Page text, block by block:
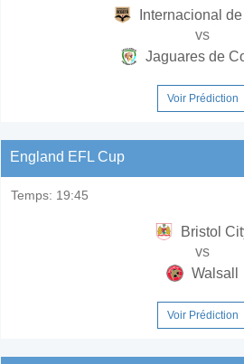
Internacional
vs
Jaguares de
Voir Prédiction
England EFL Cup
Temps: 19:45
Bristol
vs
Walsall
Voir Prédiction